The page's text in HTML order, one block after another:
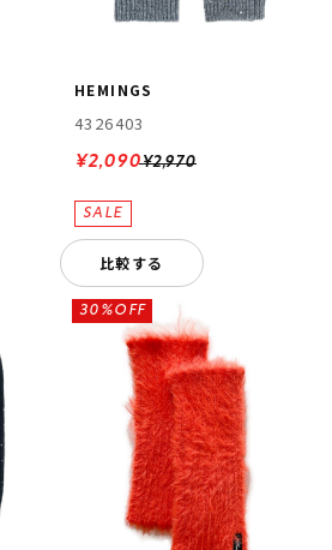
HEMINGS
4326403
¥2,970
¥2,090
比較する
30%OFF